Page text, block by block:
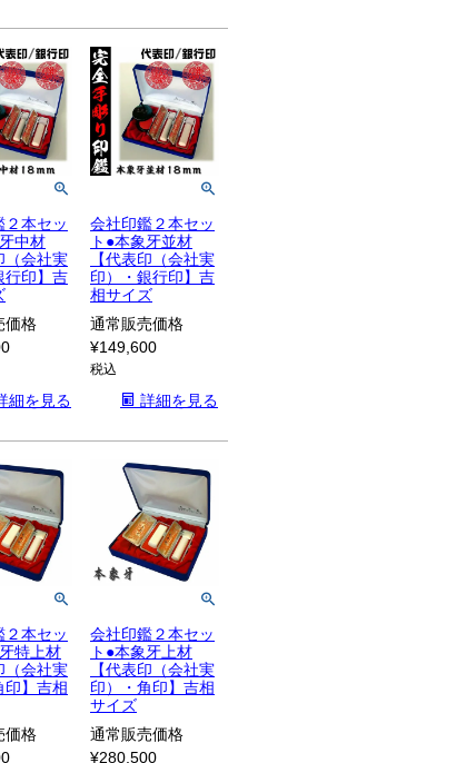
２本セッ
中材
（会社実
行印】吉
価格
細を見る
会社印鑑２本セッ
ト●本象牙並材
【代表印（会社実
印）・銀行印】吉
相サイズ
通常販売価格
¥149,600
税込
詳細を見る
２本セッ
特上材
（会社実
印】吉相
価格
会社印鑑２本セッ
ト●本象牙上材
【代表印（会社実
印）・角印】吉相
サイズ
通常販売価格
¥280,500